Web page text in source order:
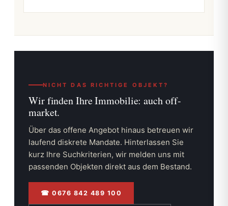
NICHT DAS RICHTIGE OBJEKT?
Wir finden Ihre Immobilie:auch off-
market.
Über das offene Angebot hinaus betreuen wir
laufend diskrete Mandate. Hinterlassen Sie
kurz Ihre Suchkriterien, wir melden uns mit
passenden Objekten direkt aus dem Bestand.
☎ 0676 842 489 100